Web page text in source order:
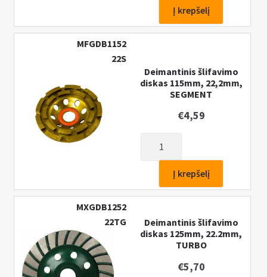
Deimantinis
šlifavimo
diskas
22.2mm,
TURBO
Į krepšelį
MFGDB1152
22S
Deimantinis šlifavimo
diskas 115mm, 22,2mm,
SEGMENT
€4,59
Deimantinis
šlifavimo
diskas
22,2mm,
SEGMENT
Į krepšelį
MXGDB1252
22TG
Deimantinis šlifavimo
diskas 125mm, 22.2mm,
TURBO
€5,70